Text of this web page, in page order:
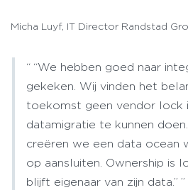
Micha Luyf, IT Director Randstad
“We hebben goed naar
gekeken. Wij vinden het
toekomst geen vendor lock
datamigratie te kunnen
creëren we een data ocean
op aansluiten. Ownership is
blijft eigenaar van zijn data.”